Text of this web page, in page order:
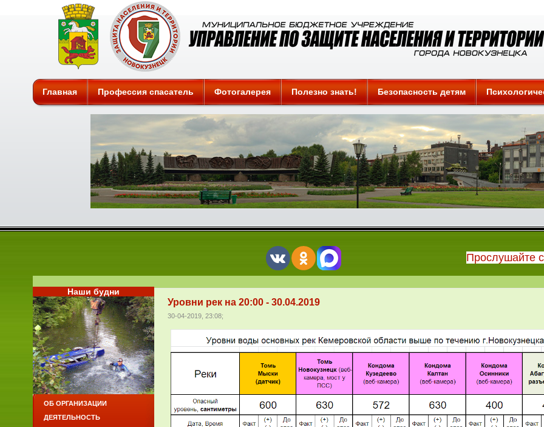
Защита
Главная Профессия спасатель Фотогалерея Полезно знать! Безопасность детям
Прослушайте
Уровни рек на 20:00 - 30.04.2019
30-04-2019, 23:08;
Наши будни
ОБ ОРГАНИЗАЦИИ
ДЕЯТЕЛЬНОСТЬ